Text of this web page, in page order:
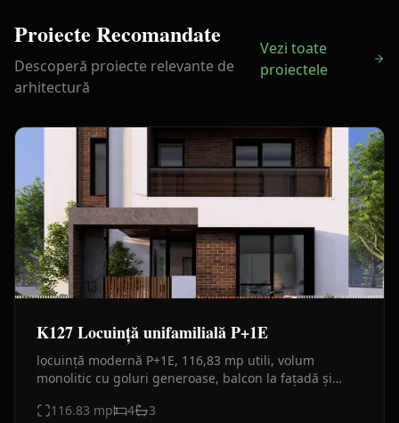
Proiecte Recomandate
Descoperă proiecte relevante de
arhitectură
Vezi toate
proiectele
K127 Locuință unifamilială P+1E
locuință modernă P+1E, 116,83 mp utili, volum
monolitic cu goluri generoase, balcon la fațadă și
116.83 mp 4 3